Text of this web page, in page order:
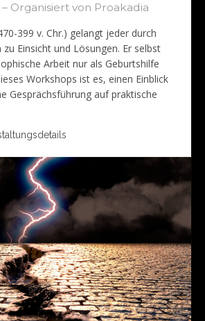
Organisiert von Proakadia
399 v. Chr.) gelangt jeder durch
Einsicht und Lösungen. Er selbst
Arbeit nur als Geburtshilfe
Workshops ist es, einen Einblick
Gesprächsführung auf praktische